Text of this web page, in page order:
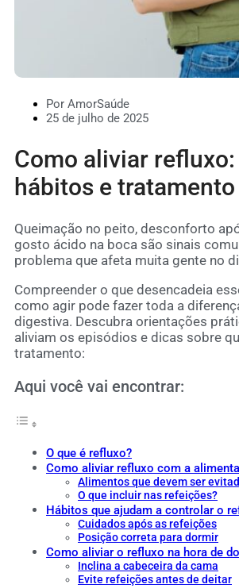
Por AmorSaúde
25 de julho de 2025
Como aliviar
hábitos e tratamento
Queimação no peito, desconforto
gosto ácido na boca são sinais
problema que afeta muita gente no
Compreender o que desencadeia
como agir pode fazer toda a
digestiva. Descubra orientações
aliviam os episódios e dicas sobre
tratamento:
Aqui você vai encontrar:
O que é refluxo?
Como aliviar refluxo com a
Alimentos que devem ser
O que incluir nas refeições?
Hábitos que ajudam a controlar o
Cuidados após as refeições
Posição correta para dormir
Como aliviar o refluxo na hora de
Inclina a cabeceira da cama
Evite refeições antes de deitar